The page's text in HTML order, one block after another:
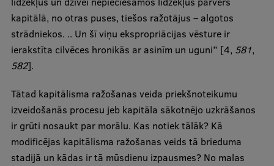
kapitālā, no otras puses, tiešos ražotājus – algotos
strādniekos. .. Un šī viņu ekspropriācijas vēsture ir
ierakstīta cilvēces hronikās ar asinīm un uguni” [4, 581,
582].
Tātad kapitālisma ražošanas veida priekšnoteikumu
izveidošanās procesu jeb kapitāla sākotnējo uzkrāšanos
ir grūti nosaukt par morālu. Kas notiek tālāk? Kā
modificējas kapitālisma ražošanas veids tā brieduma
stadijā un kādas ir tā mūsdienu izpausmes? No malas